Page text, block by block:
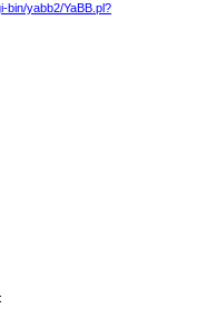
bin/yabb2/YaBB.pl?